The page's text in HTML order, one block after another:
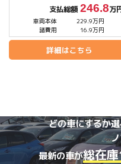
支払総額246.8万
車両本体
229.9万円
諸費用
16.9万円
詳細はこちら
どの車にするか
最新の車が総在